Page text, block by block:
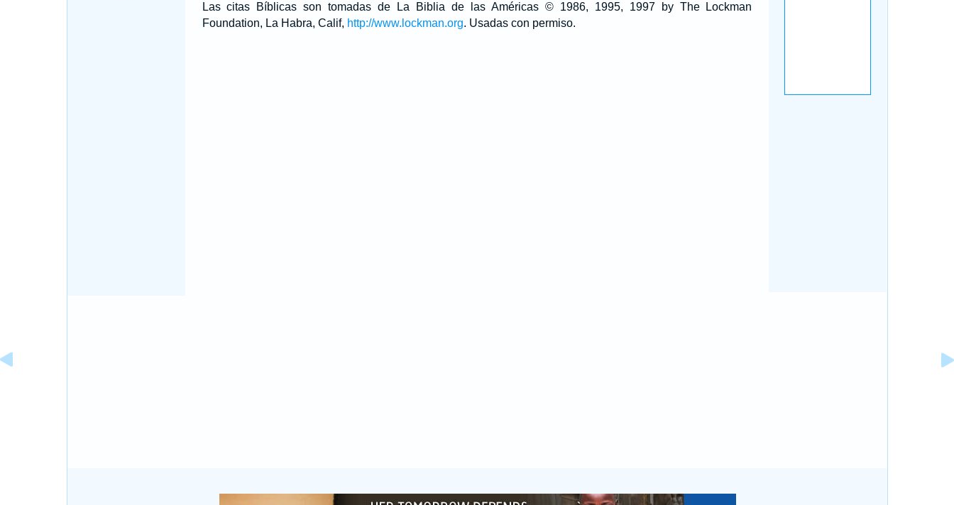
Las citas Bíblicas son tomadas de La Biblia de las Américas © 1986, 1995, 1997 by The Lockman
Foundation, La Habra, Calif, http://www.lockman.org. Usadas con permiso.